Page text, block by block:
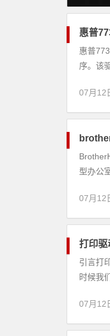
惠普
惠普
序。该
07月12
型办公
07月12
打印
引言打
时候我
07月12